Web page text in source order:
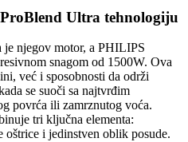
Ultra tehnologiju
je njegov motor, a PHILIPS
snagom od 1500W. Ova
već i sposobnosti da održi
se suoči sa najtvrđim
povrća ili zamrznutog voća.
tri ključna elementa:
oštrice i jedinstven oblik posude.